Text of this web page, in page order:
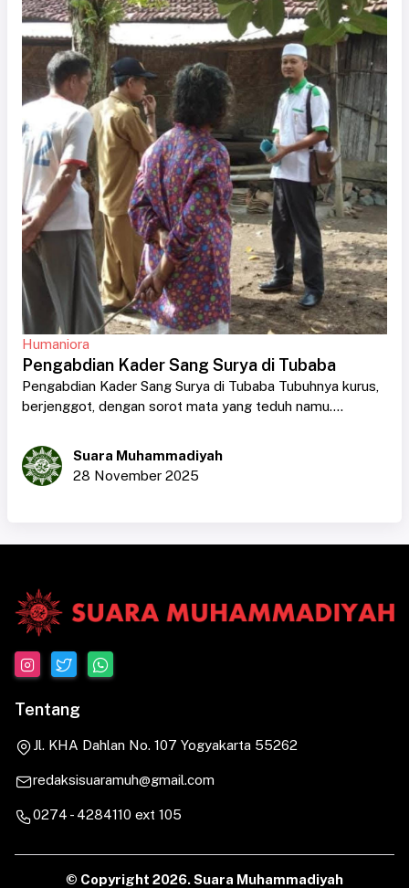
Humaniora
Pengabdian Kader Sang Surya di Tubaba
Pengabdian Kader Sang Surya di Tubaba Tubuhnya kurus,
berjenggot, dengan sorot mata yang teduh namu....
Suara Muhammadiyah
28 November 2025
Tentang
Jl. KHA Dahlan No. 107 Yogyakarta 55262
redaksisuaramuh@gmail.com
0274 - 4284110 ext 105
© Copyright 2026. Suara Muhammadiyah